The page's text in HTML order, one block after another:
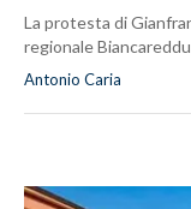
La protesta di
regionale
Antonio Caria